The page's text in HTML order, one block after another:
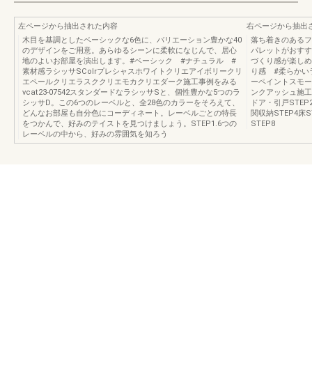
左ページから抽出された内容
木目を基調としたベーシックな6色に、バリエーション豊かな40
のデザインをご用意。あらゆるシーンに柔軟になじんで、居心
地のよいお部屋を演出します。#ベーシック #ナチュラル #
素材感ラシッサSColrプレシャスホワイトクリエアイボリークリ
エペールクリエラスククリエモカクリエダーク施工事例をみる
vcat23-07542スタンダードなラシッサSと、個性豊かな5つのラ
シッサD。この6つのレーベルと、全28色のカラーをそろえて、
どんなお部屋も自分色にコーディネート。レーベルごとの特長
をつかんで、好みのテイストを見つけましょう。STEP1.6つの
レーベルの中から、好みの雰囲気を知ろう
右ページから抽出
落ち着きのある
パレットがおす
づくり感が楽し
り感 #柔らかい
ーペイントスモ
ンクアッシュ施
ドア・引戸
関収納STEP4床
STEP8